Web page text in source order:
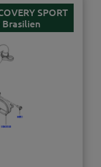
SPORT
Brasilien